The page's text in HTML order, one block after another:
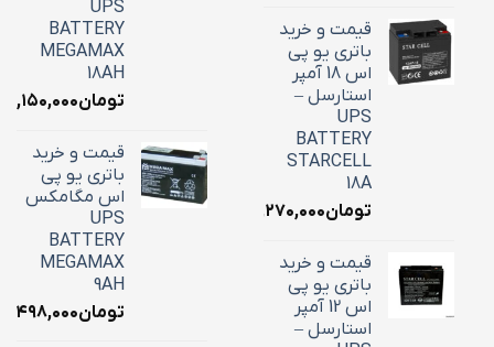
قیمت و خرید
باتری یو پی
اس 18 آمپر
استارسل –
UPS
BATTERY
STARCELL
18A
تومان۶,۲۷۰,۰۰۰
قیمت و خرید
باتری یو پی
اس 12 آمپر
استارسل –
UPS
BATTERY
MEGAMAX
18AH
تومان۷,۱۵۰,۰۰۰
قیمت و خرید
باتری یو پی
اس مگامکس
UPS
BATTERY
MEGAMAX
9AH
تومان